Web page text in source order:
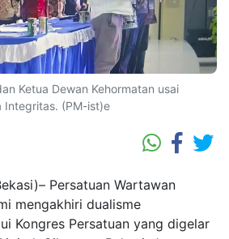
Ketua Dewan Kehormatan usai
Integritas. (PM-ist)e
Persatuan Wartawan
mengakhiri dualisme
Kongres Persatuan yang digelar